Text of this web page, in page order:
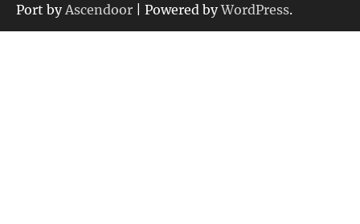
Port by Ascendoor | Powered byWordPress.